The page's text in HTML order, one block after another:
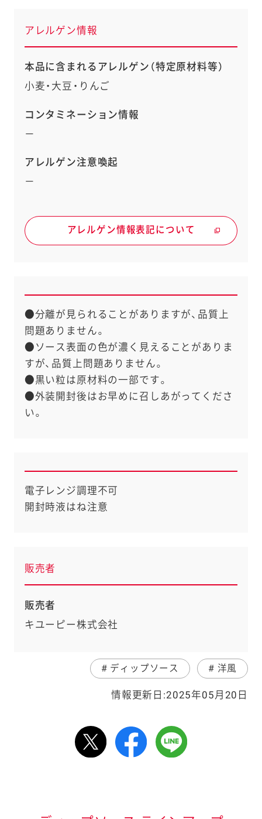
アレルゲン情報
本品に含まれるアレルゲン（特定原材料等）
小麦・大豆・りんご
コンタミネーション情報
－
アレルゲン注意喚起
－
アレルゲン情報表記について
●分離が見られることがありますが、品質上
問題ありません。
●ソース表面の色が濃く見えることがありま
すが、品質上問題ありません。
●黒い粒は原材料の一部です。
●外装開封後はお早めに召しあがってくださ
い。
電子レンジ調理不可
開封時液はね注意
販売者
販売者
キユーピー株式会社
# 洋風
# ディップソース
情報更新日:2025年05月20日